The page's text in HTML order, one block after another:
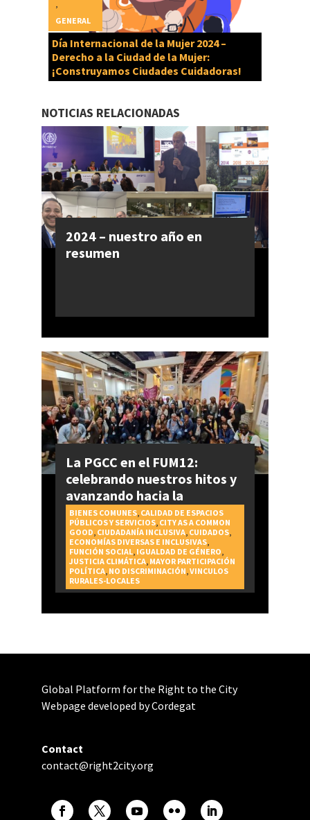
Día Internacional de la Mujer 2024 –
Derecho a la Ciudad de la Mujer:
¡Construyamos Ciudades Cuidadoras!
GENERAL
NOTICIAS RELACIONADAS
2024 – nuestro año en
resumen
La PGCC en el FUM12:
celebrando nuestros hitos y
avanzando hacia la
realización del Derecho a la
Ciudad
BIENES COMUNES, CALIDAD DE ESPACIOS
PÚBLICOS Y SERVICIOS, CITY AS A COMMON
GOOD CIUDADANÍA INCLUSIVA, CUIDADOS,
ECONOMÍAS DIVERSAS E INCLUSIVAS,
FUNCIÓN SOCIAL, IGUALDAD DE GÉNERO
JUSTICIA CLIMÁTICA, MAYOR PARTICIPACIÓN
POLÍTICA, NO DISCRIMINACIÓN VINCULOS
RURALES-LOCALES
Global Platform for the Right to the City
Webpage developed by Cordegat
Contact
contact@right2city.org